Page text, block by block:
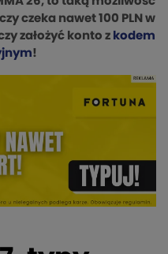
czeka nawet 100 PLN w
założyć konto z kodem
!